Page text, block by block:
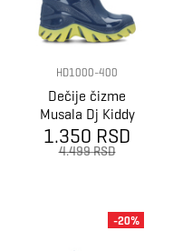
HD1000-400
Dečije čizme
Musala Dj Kiddy
1.350 RSD
4.499 RSD
-20%